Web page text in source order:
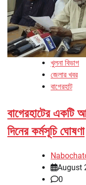
খুলনা বিভাগ
জেলার খবর
বাগেরহাট
বাগেরহাটের একটি
দিনের কর্মসূচি ঘোষণা
August
0